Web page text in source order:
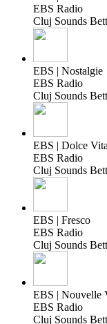
EBS Radio
Cluj Sounds
EBS | Nostalgie
EBS Radio
Cluj Sounds
EBS | Dolce Vita
EBS Radio
Cluj Sounds
EBS | Fresco
EBS Radio
Cluj Sounds
EBS | Nouvelle
EBS Radio
Cluj Sounds